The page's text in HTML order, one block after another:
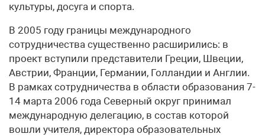
культуры, досуга и спорта.
В 2005 году границы международного
сотрудничества существенно расширились: в
проект вступили представители Греции, Швеции,
Австрии, Франции, Германии, Голландии и Англии.
В рамках сотрудничества в области образования 7-
14 марта 2006 года Северный округ принимал
международную делегацию, в состав которой
вошли учителя, директора образовательных